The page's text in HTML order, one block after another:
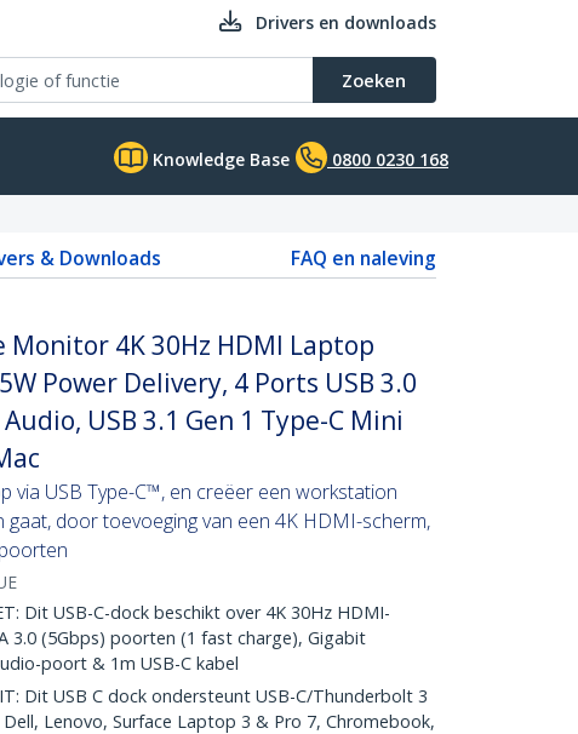
Drivers en downloads
Zoeken
Knowledge Base 0800 0230 168
& Downloads
FAQ en naleving
Monitor 4K 30Hz HDMI Laptop
Power Delivery, 4 Ports USB 3.0
USB 3.1 Gen 1 Type-C Mini
via USB Type-C™, en creëer een workstation
gaat, door toevoeging van een 4K HDMI-scherm,
Dit USB-C-dock beschikt over 4K 30Hz HDMI-
3.0 (5Gbps) poorten (1 fast charge), Gigabit
poort & 1m USB-C kabel
Dit USB C dock ondersteunt USB-C/Thunderbolt 3
Lenovo, Surface Laptop 3 & Pro 7, Chromebook,